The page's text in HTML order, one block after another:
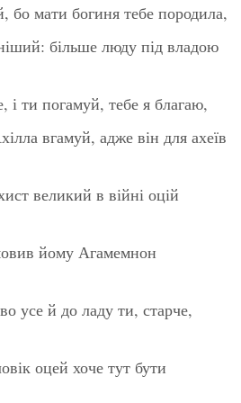
бо мати богиня тебе породила,
більше люду під владою
і ти погамуй, тебе я благаю,
вгамуй, адже він для ахеїв
великий в війні оцій
йому Агамемнон
усе й до ладу ти, старче,
оцей хоче тут бути